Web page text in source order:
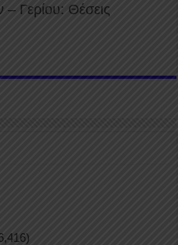
– Γερίου: Θέσεις